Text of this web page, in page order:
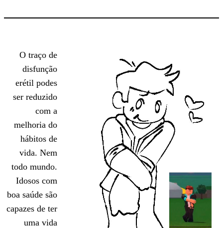
erétil podes
ser reduzido
com a
melhoria do
hábitos de
vida. Nem
todo mundo.
Idosos com
boa saúde são
capazes de ter
uma vida